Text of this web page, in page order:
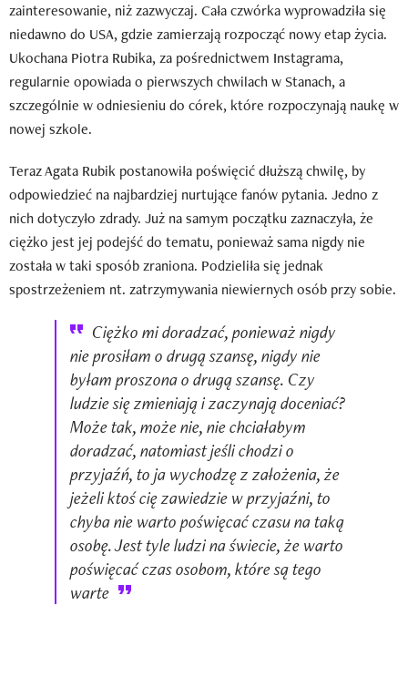
zainteresowanie, niż zazwyczaj. Cała czwórka wyprowadziła się
niedawno do USA, gdzie zamierzają rozpocząć nowy etap życia.
Ukochana Piotra Rubika, za pośrednictwem Instagrama,
regularnie opowiada o pierwszych chwilach w Stanach, a
szczególnie w odniesieniu do córek, które rozpoczynają naukę w
nowej szkole.
Teraz Agata Rubik postanowiła poświęcić dłuższą chwilę, by
odpowiedzieć na najbardziej nurtujące fanów pytania. Jedno z
nich dotyczyło zdrady. Już na samym początku zaznaczyła, że
ciężko jest jej podejść do tematu, ponieważ sama nigdy nie
została w taki sposób zraniona. Podzieliła się jednak
spostrzeżeniem nt. zatrzymywania niewiernych osób przy sobie.
Ciężko mi doradzać, ponieważ nigdy
nie prosiłam o drugą szansę, nigdy nie
byłam proszona o drugą szansę. Czy
ludzie się zmieniają i zaczynają doceniać?
Może tak, może nie, nie chciałabym
doradzać, natomiast jeśli chodzi o
przyjaźń, to ja wychodzę z założenia, że
jeżeli ktoś cię zawiedzie w przyjaźni, to
chyba nie warto poświęcać czasu na taką
osobę. Jest tyle ludzi na świecie, że warto
poświęcać czas osobom, które są tego
warte